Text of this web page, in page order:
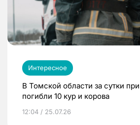
Интересное
В Томской области за сутки
погибли 10 кур и корова
12:04 / 25.07.26